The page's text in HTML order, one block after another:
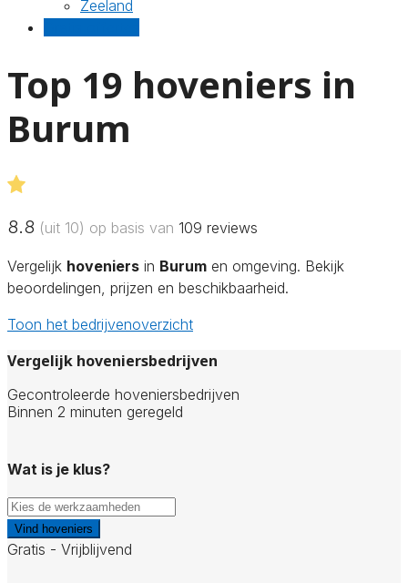
Zeeland
Top 19 hoveniers in
Burum
8.8 (uit 10) op basis van 109 reviews
Vergelijk hoveniers in Burum en omgeving. Bekijk
beoordelingen, prijzen en beschikbaarheid.
Toon het bedrijvenoverzicht
Vergelijk hoveniersbedrijven
Gecontroleerde hoveniersbedrijven
Binnen 2 minuten geregeld
Wat is je klus?
Vind hoveniers
Gratis - Vrijblijvend